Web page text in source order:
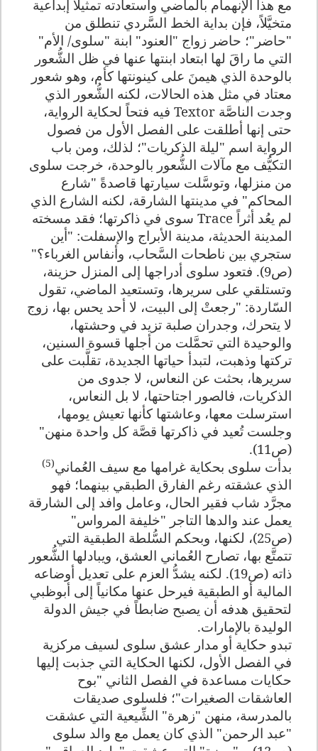
مع هذا الإنهمام بالماضي واستعادته تمثيلاً إبداعية
متخيَّلاً، فإن بداية الخط السَّردي تنطلق من
"حاضر"؛ حاضر زواج "العنود" ابنة "سلوى/ الأم"
التي ما راقَ لها ابتعاد ابنتها عنها في ظل الشُّعور
بالوحدة الذي هيمنَ على كينونتها كأم، وهو شعور
معتاد في مثل هذه الحالات، لكنه الشُّعور الذي
وجدت الناصَّة Textor فيه فتحاً لحكاية الرواية،
حتى إنها أطلقت على الفصل الأول من فصول
الرواية اسم "ليلة الذكريات"؛ لذلك، ومن باب
التكيُّف مع مآلات الشُّعور بالوحدة، خرجت سلوى
من منزلها، وتوسَّلت سيارتها قاصدةً "شارع
المحاكم" في مدينتها الشارقة، لكنه الشارع الذي
لم يعُد أثراً Trace سوى في ذاكرتها؛ فقد مسخته
المدينة الحديثة، مدينة الأبراج والإسفلت: "أين
ستجري بين ناطحات السَّحاب، وأنفاس الغرباء؟"
(ص9). فتعود سلوى أدراجها إلى المنزل حزينة،
وتستلقي على سريرها، وتستعيد الماضي، تقول
السّاردة: "رجعتْ إلى البيت، لا أحد يحس بها، زوج
لا يتحرك، وجدران صلبة تزيد في وحشتها،
والوحيدة التي تحمَّلت من أجلها قسوة السنين،
تركتها وذهبت، لتبدأ حياتها الجديدة، تقلَّبت على
سريرها، بحثت عن النعاس، لا جدوى من
الذكريات، فالصور اجتاحتها، لا بل النعاس،
استرسلت معها، وعاشتها كأنها تعيش يومها،
وجلست تُعيد في ذاكرتها قصَّة كل واحدة منهن"
(ص11).
بدأت سلوى بحكاية غرامها مع سيف العُماني(5)
الذي عشقته رغم الفارق الطبقي بينهما؛ فهو
مجرَّد شاب فقير الحال، وعامل وافد إلى الشارقة
يعمل عند والدها التاجر "خليفة المرواس"
(ص25)، لكنها، وبحكم السُّلطة الطبقية التي
تتمتَّع بها، تصارح العُماني العشق، ويبادلها الشُّعور
ذاته (ص19). لكنه يشدُّ العزم على تعديل أوضاعه
المالية أو الطبقية فيرحل عنها مكانياً إلى أبوظبي
لتحقيق هدفه أن يصبح ضابطاً في جيش الدولة
الوليدة بالإمارات.
تبدو حكاية أو مدار عشق سلوى لسيف مركزية
في الفصل الأول، لكنها الحكاية التي جذبت إليها
حكايات مساعدة في الفصل الثاني "بوح
العاشقات الصغيرات"؛ فلسلوى صديقات
بالمدرسة، منهن "زهرة" الشِّيعية التي عشقت
"عبد الرحمن" الذي كان يعمل مع والد سلوى